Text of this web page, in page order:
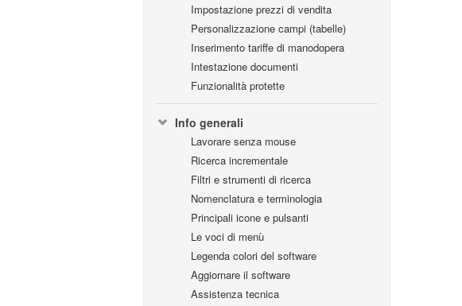
Impostazione prezzi di vendita
Personalizzazione campi (tabelle)
Inserimento tariffe di manodopera
Intestazione documenti
Funzionalità protette
Info generali
Lavorare senza mouse
Ricerca incrementale
Filtri e strumenti di ricerca
Nomenclatura e terminologia
Principali icone e pulsanti
Le voci di menù
Legenda colori del software
Aggiornare il software
Assistenza tecnica